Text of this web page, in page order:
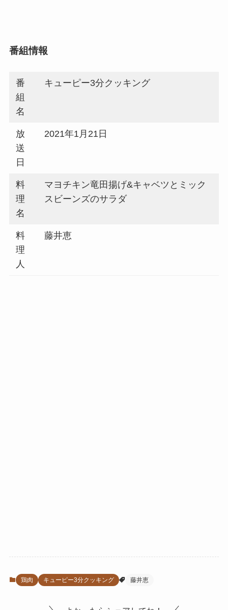
番組情報
番
組
名
キューピー3分クッキング
放
送
日
2021年1月21日
料
理
名
マヨチキン竜田揚げ&キャベツとミック
スビーンズのサラダ
料
理
人
藤井恵
鶏肉 キューピー3分クッキング 藤井恵